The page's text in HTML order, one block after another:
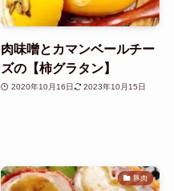
肉味噌とカマンベールチー
ズの【柿グラタン】
2020年10月16日 2023年10月15日
豚肉